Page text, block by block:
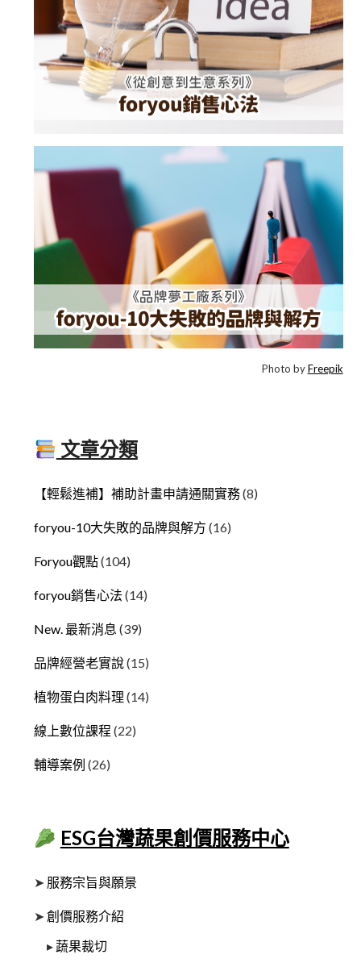
Photo byFreepik
文章分類
【輕鬆進補】補助計畫申請通關實務(8)
foryou-10大失敗的品牌與解方 (16)
Foryou觀點(104)
foryou銷售心法 (14)
New. 最新消息 (39)
品牌經營老實說(15)
植物蛋白肉料理 (14)
線上數位課程 (22)
輔導案例 (26)
ESG台灣蔬果創價服務中心
➤ 服務宗旨與願景
➤創價服務介紹
▸ 蔬果裁切